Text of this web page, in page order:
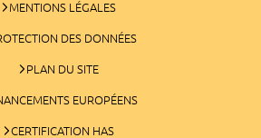
MENTIONS LÉGALES
DES DONNÉES
PLAN DU SITE
EUROPÉENS
CERTIFICATION HAS